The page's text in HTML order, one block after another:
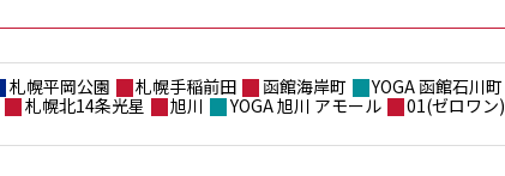
札幌平岡公園 札幌手稲前田 函館海岸町
YOGA 函館石川町
札幌北14条光星 旭川 YOGA 旭川 アモール
01(ゼロワン)